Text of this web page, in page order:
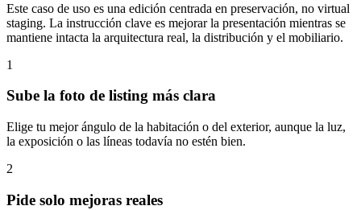
Este caso de uso es una edición centrada en preservación, no virtual
staging. La instrucción clave es mejorar la presentación mientras se
mantiene intacta la arquitectura real, la distribución y el mobiliario.
1
Sube la foto de listing más clara
Elige tu mejor ángulo de la habitación o del exterior, aunque la luz,
la exposición o las líneas todavía no estén bien.
2
Pide solo mejoras reales